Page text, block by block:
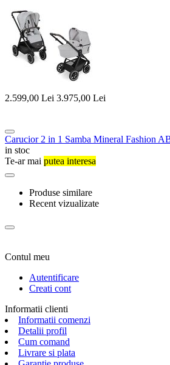
2.599,00 Lei 3.975,00 Lei
Carucior 2 in 1 Samba Mineral Fashion
in stoc
Te-ar mai putea interesa
Produse similare
Recent vizualizate
Contul meu
Autentificare
Creati cont
Informatii clienti
Informatii comenzi
Detalii profil
Cum comand
Livrare si plata